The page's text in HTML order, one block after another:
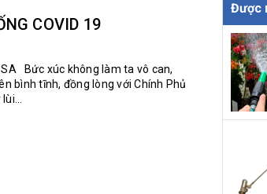
COVID 19
Bức xúc không làm ta vô can,
bình tĩnh, đồng lòng với Chính Phủ
Được